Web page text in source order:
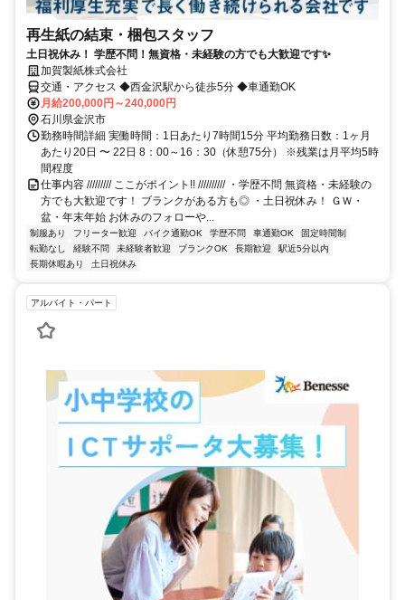
再生紙の結束・梱包スタッフ
土日祝休み！ 学歴不問！無資格・未経験の方でも大歓迎です✨
加賀製紙株式会社
交通・アクセス ◆西金沢駅から徒歩5分 ◆車通勤OK
月給200,000円～240,000円
石川県金沢市
勤務時間詳細 実働時間：1日あたり7時間15分 平均勤務日数：1ヶ月
あたり20日 〜 22日 8：00～16：30（休憩75分） ※残業は月平均5時
間程度
仕事内容 ///////// ここがポイント!! ////////// ・学歴不問 無資格・未経験の
方でも大歓迎です！ ブランクがある方も◎ ・土日祝休み！ ＧＷ・
盆・年末年始 お休みのフォローや...
制服あり フリーター歓迎 バイク通勤OK 学歴不問 車通勤OK
固定時間制
転勤なし
経験不問 未経験者歓迎 ブランクOK 長期歓迎
駅近5分以内
長期休暇あり
土日祝休み
アルバイト・パート